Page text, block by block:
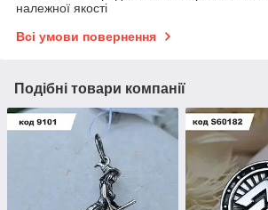
належної якості
Всі умови повернення
Подібні товари компанії